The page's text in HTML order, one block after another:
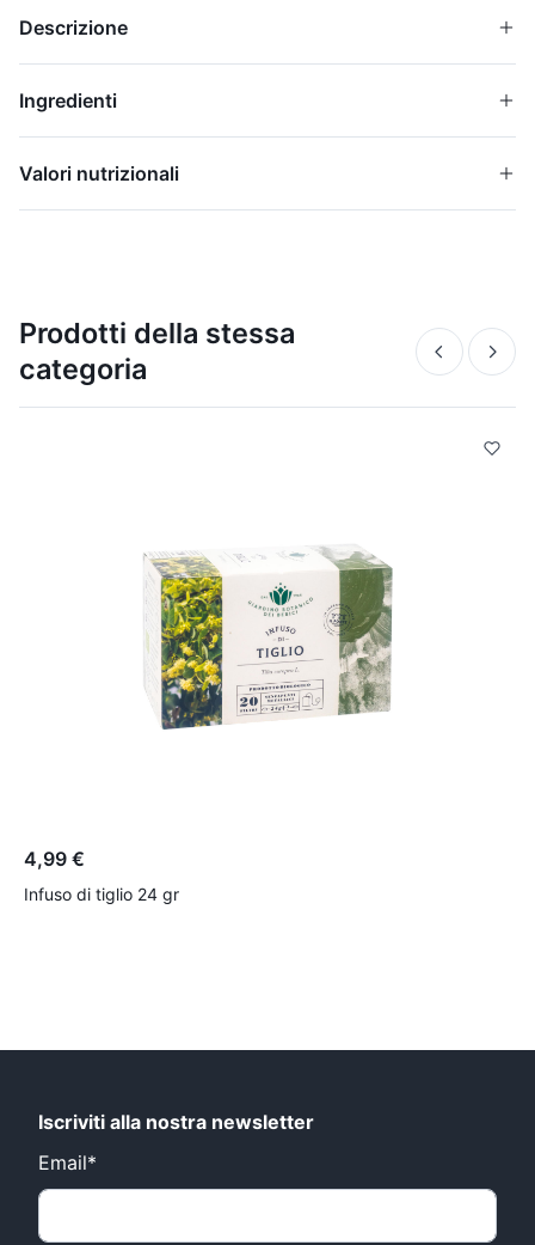
Descrizione
Ingredienti
Valori nutrizionali
Prodotti della stessa
categoria
4,99 €
Infuso di tiglio 24 gr
Iscriviti alla nostra newsletter
Email*